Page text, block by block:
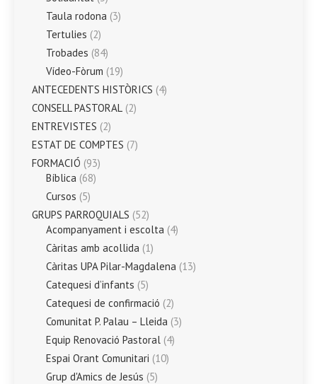
Taula rodona (3)
Tertulies (2)
Trobades (84)
Vídeo-Fòrum (19)
ANTECEDENTS HISTÒRICS (4)
CONSELL PASTORAL (2)
ENTREVISTES (2)
ESTAT DE COMPTES (7)
FORMACIÓ (93)
Bíblica (68)
Cursos (5)
GRUPS PARROQUIALS (52)
Acompanyament i escolta (4)
Càritas amb acollida (1)
Càritas UPA Pilar-Magdalena (13)
Catequesi d’infants (5)
Catequesi de confirmació (2)
Comunitat P. Palau – Lleida (3)
Equip Renovació Pastoral (4)
Espai Orant Comunitari (10)
Grup d'Amics de Jesús (5)